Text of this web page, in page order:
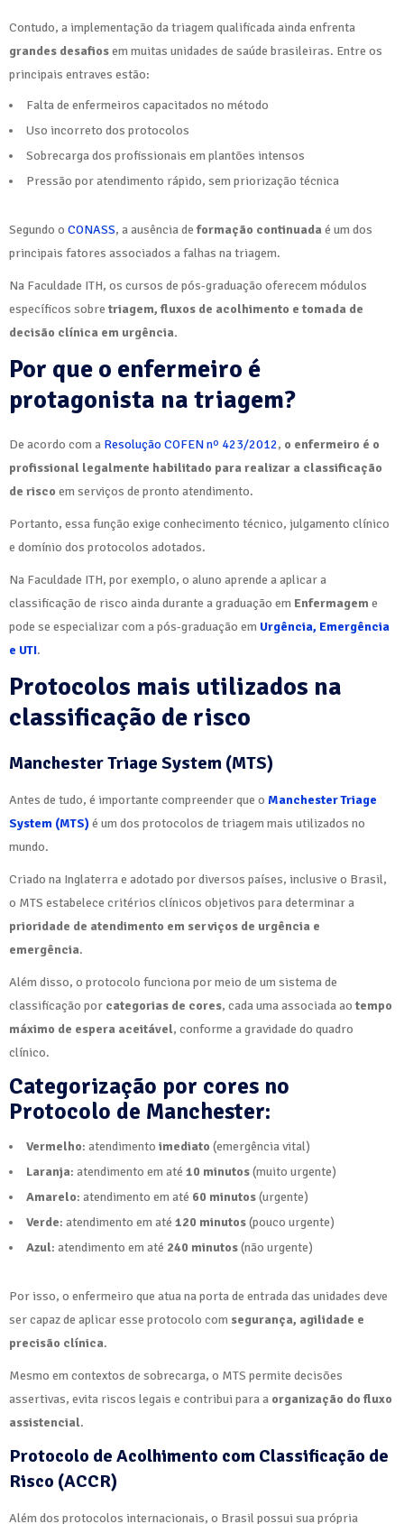
Contudo, a implementação da triagem qualificada ainda enfrenta
grandes desafiosem muitas unidades de saúde brasileiras. Entre os
principais entraves estão:
Falta de enfermeiros capacitados no método
Uso incorreto dos protocolos
Sobrecarga dos profissionais em plantões intensos
Pressão por atendimento rápido, sem priorização técnica
Segundo o CONASS, a ausência de formação continuada é um dos
principais fatores associados a falhas na triagem.
Na Faculdade ITH, os cursos de pós-graduação oferecem módulos
específicos sobre triagem, fluxos de acolhimento e tomada de
decisão clínica em urgência.
Por que o enfermeiro é
protagonista na triagem?
De acordo com a Resolução COFEN nº 423/2012, o enfermeiro é o
profissional legalmente habilitado para realizar a classificação
de risco em serviços de pronto atendimento.
Portanto, essa função exige conhecimento técnico, julgamento clínico
e domínio dos protocolos adotados.
Na Faculdade ITH, por exemplo, o aluno aprende a aplicar a
classificação de risco ainda durante a graduação em Enfermagem e
pode se especializar com a pós-graduação em Urgência, Emergência
e UTI.
Protocolos mais utilizados na
classificação de risco
Manchester Triage System (MTS)
Antes de tudo, é importante compreender que o Manchester Triage
System (MTS)é um dos protocolos de triagem mais utilizados no
mundo.
Criado na Inglaterra e adotado por diversos países, inclusive o Brasil,
o MTS estabelece critérios clínicos objetivos para determinar a
prioridade de atendimento em serviços de urgência e
emergência.
Além disso, o protocolo funciona por meio de um sistema de
classificação por categorias de cores, cada uma associada ao tempo
máximo de espera aceitável, conforme a gravidade do quadro
clínico.
Categorização por cores no
Protocolo de Manchester:
Vermelho: atendimento imediato (emergência vital)
Laranja: atendimento em até 10 minutos(muito urgente)
Amarelo: atendimento em até 60 minutos(urgente)
Verde: atendimento em até 120 minutos(pouco urgente)
Azul: atendimento em até 240 minutos(não urgente)
Por isso, o enfermeiro que atua na porta de entrada das unidades deve
ser capaz de aplicar esse protocolo com segurança, agilidade e
precisão clínica.
Mesmo em contextos de sobrecarga, o MTS permite decisões
assertivas, evita riscos legais e contribui para a organização do fluxo
assistencial.
Protocolo de Acolhimento com Classificação de
Risco (ACCR)
Além dos protocolos internacionais, o Brasil possui sua própria